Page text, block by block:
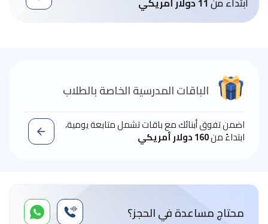
الباقات المدرسية الخاصة بالطلاب
اضمن تفوق أبنائك مع باقات تشمل متابعة يومية،
ابتداءً من160 دولار أمريكي
محتاج مساعدة في الحجز؟